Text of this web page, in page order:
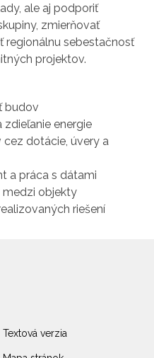
ale aj podporiť
zmierňovať
regionálnu sebestačnosť
projektov.
budov
zdieľanie energie
dotácie, úvery a
a práca s dátami
medzi objekty
riešení
Textová verzia